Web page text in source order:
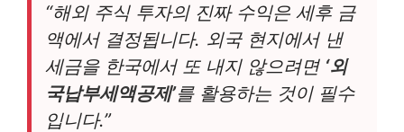
“해외 주식 투자의 진짜 수익은 세후 금
액에서 결정됩니다. 외국 현지에서 낸
세금을 한국에서 또 내지 않으려면 ‘외
국납부세액공제’를 활용하는 것이 필수
입니다.”